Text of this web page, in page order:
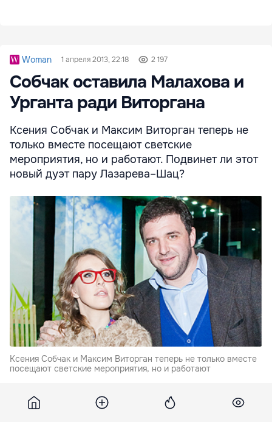
Woman 1 апреля 2013, 22:18 2 197
Собчак оставила Малахова и
Урганта ради Виторгана
Ксения Собчак и Максим Виторган теперь не
только вместе посещают светские
мероприятия, но и работают. Подвинет ли этот
новый дуэт пару Лазарева–Шац?
Ксения Собчак и Максим Виторган теперь не только вместе
посещают светские мероприятия, но и работают
Собчак и Виторган в качестве пары ведущих